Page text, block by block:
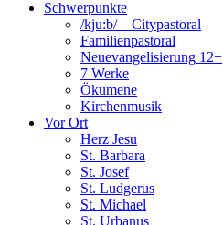
Schwerpunkte
/kju:b/ – Citypastoral
Familienpastoral
Neuevangelisierung 12+
7 Werke
Ökumene
Kirchenmusik
Vor Ort
Herz Jesu
St. Barbara
St. Josef
St. Ludgerus
St. Michael
St. Urbanus